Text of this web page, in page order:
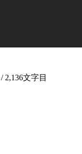
/ 2,136文字目